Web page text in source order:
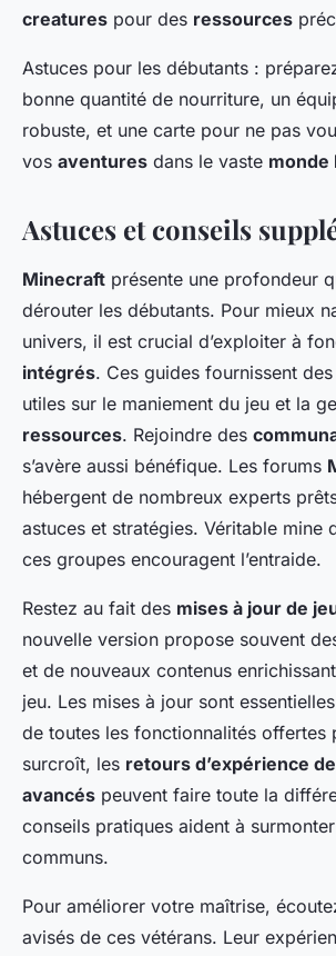
creatures pour des ressources
Astuces pour les débutants :
bonne quantité de nourriture, un
robuste, et une carte pour ne pas
vos aventures dans le vaste monde
Astuces et conseils
Minecraft présente une profondeur
dérouter les débutants. Pour mieux
univers, il est crucial d’exploiter à
intégrés. Ces guides fournissent
utiles sur le maniement du jeu et la
ressources. Rejoindre des
s’avère aussi bénéfique. Les forums
hébergent de nombreux experts
astuces et stratégies. Véritable mine
ces groupes encouragent l’entraide.
Restez au fait des mises à jour de
nouvelle version propose souvent
et de nouveaux contenus
jeu. Les mises à jour sont
de toutes les fonctionnalités offertes
surcroît, les retours d’expérience
avancés peuvent faire toute la
conseils pratiques aident à
communs.
Pour améliorer votre maîtrise,
avisés de ces vétérans. Leur